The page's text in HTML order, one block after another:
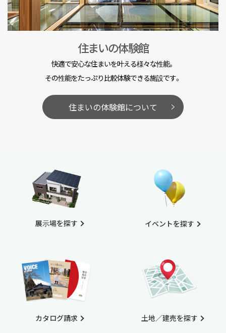
住まいの体験館
快適で安心な住まいを叶える様々な性能。
その性能をたっぷり比較体験できる施設です。
住まいの体験館について
展示場を探す
カタログ請求
イベントを探す
土地／建売を探す